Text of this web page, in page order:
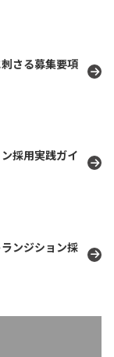
さる募集要項
採用実践ガイ
ンジション採